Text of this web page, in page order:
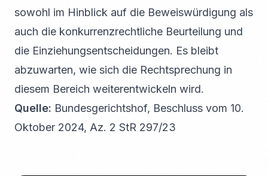
sowohl im Hinblick auf die Beweiswürdigung als
auch die konkurrenzrechtliche Beurteilung und
die Einziehungsentscheidungen. Es bleibt
abzuwarten, wie sich die Rechtsprechung in
diesem Bereich weiterentwickeln wird.
Quelle: Bundesgerichtshof, Beschluss vom 10.
Oktober 2024, Az. 2 StR 297/23